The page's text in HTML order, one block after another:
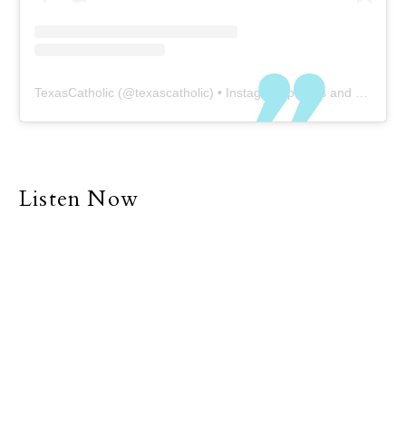
TexasCatholic (@texascatholic) • Instagram photos and videos
Listen Now